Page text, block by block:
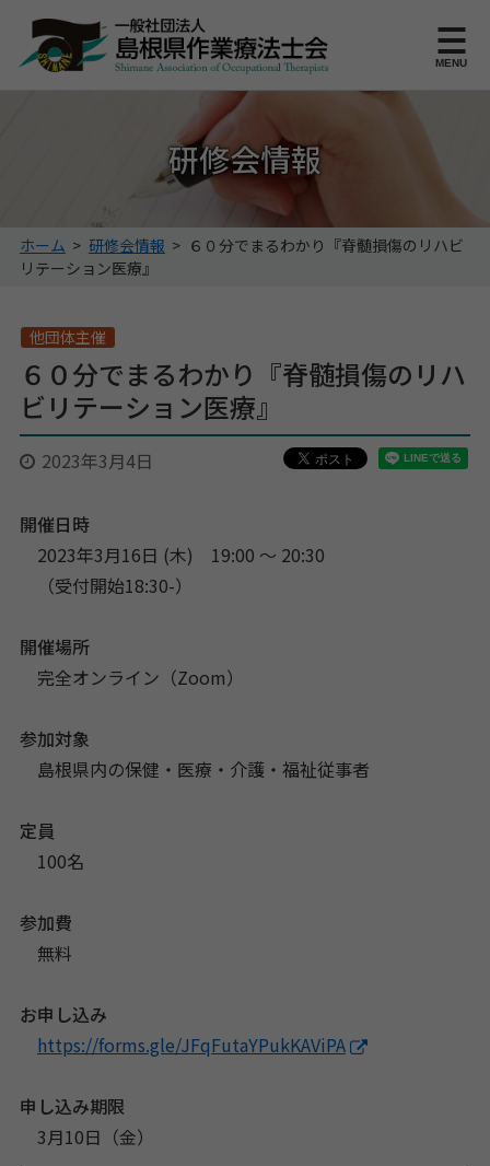
このページの本文へ
MENU
研修会情報
こ
の
ジ
位
置:
ホーム > 研修会情報 > ６０分でまるわかり『脊髄損傷のリハビ
リテーション医療』
他団体主催
６０分でまるわかり『脊髄損傷のリハ
ビリテーション医療』
2023年3月4日
開催日時
2023年3月16日 (木) 19:00 〜 20:30
（受付開始18:30-）
開催場所
完全オンライン（Zoom）
参加対象
島根県内の保健・医療・介護・福祉従事者
定員
100名
参加費
無料
お申し込み
https://forms.gle/JFqFutaYPukKAViPA
申し込み期限
3月10日（金）